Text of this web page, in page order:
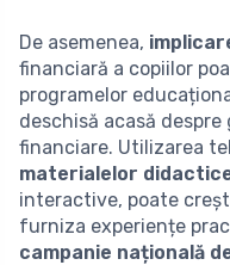
De asemenea,
financiară a copiilor
programelor
deschisă acasă
financiare. Utilizarea
materialelor
interactive, poate
furniza experiențe
campanie națională